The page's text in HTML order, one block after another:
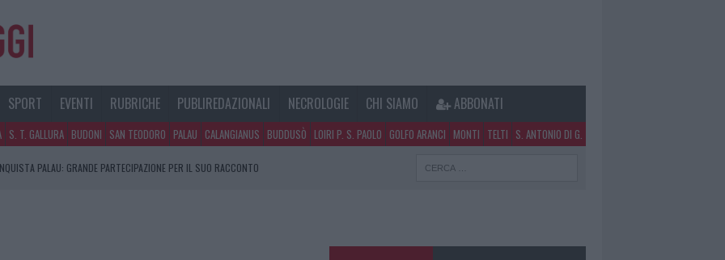
SPORT EVENTI RUBRICHE PUBLIREDAZIONALI NECROLOGIE CHI SIAMO ABBONATI
S. T. GALLURA BUDONI SAN TEODORO PALAU CALANGIANUS BUDDUSÒ LOIRI P. S. PAOLO GOLFO ARANCI MONTI TELTI S. ANTONIO DI G.
PALAU: GRANDE PARTECIPAZIONE PER IL SUO RACCONTO
TORNANO PROTAGONISTI